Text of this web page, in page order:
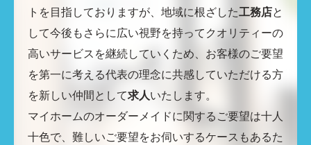
トを目指しておりますが、地域に根ざした工務店と
して今後もさらに広い視野を持ってクオリティーの
高いサービスを継続していくため、お客様のご要望
を第一に考える代表の理念に共感していただける方
を新しい仲間として求人いたします。
マイホームのオーダーメイドに関するご要望は十人
十色で、難しいご要望をお伺いするケースもあるた